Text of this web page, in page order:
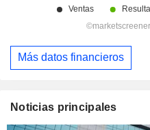
Más datos financieros
Noticias principales